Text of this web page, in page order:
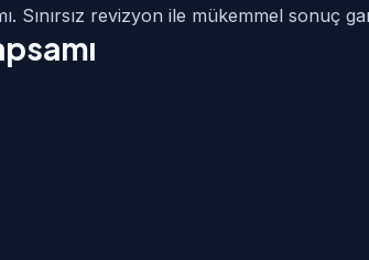
Sınırsız revizyon ile mükemmel sonuç